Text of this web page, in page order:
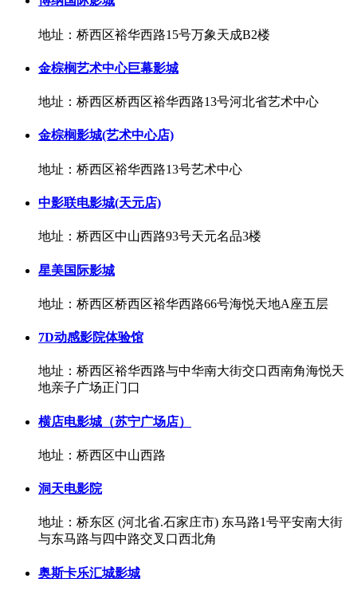
地址：桥西区裕华西路15号万象天成B2楼
金棕榈艺术中心巨幕影城
地址：桥西区桥西区裕华西路13号河北省艺术中心
金棕榈影城(艺术中心店)
地址：桥西区裕华西路13号艺术中心
中影联电影城(天元店)
地址：桥西区中山西路93号天元名品3楼
星美国际影城
地址：桥西区桥西区裕华西路66号海悦天地A座五层
7D动感影院体验馆
地址：桥西区裕华西路与中华南大街交口西南角海悦天
地亲子广场正门口
横店电影城（苏宁广场店）
地址：桥西区中山西路
洞天电影院
地址：桥东区 (河北省.石家庄市) 东马路1号平安南大街
与东马路与四中路交叉口西北角
奥斯卡乐汇城影城